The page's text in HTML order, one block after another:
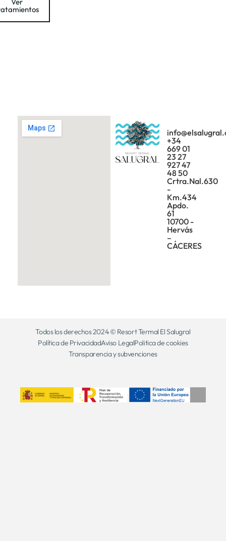
+34
669 01
23 27
927 47
48 50
Crtra.Nal.630
-
Km.434
Apdo.
61
10700 -
Hervás
–
CÁCERES
Todos los derechos 2024 © Resort Termal El Salugral
Política de PrivacidadAviso LegalPolitica de cookies
Transparencia y subvenciones